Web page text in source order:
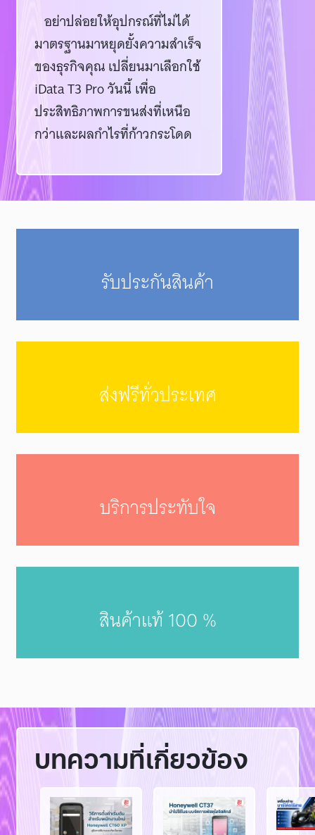
อย่าปล่อยให้อุปกรณ์ที่ไม่ได้
มาตรฐานมาหยุดยั้งความสำเร็จ
ของธุรกิจคุณ เปลี่ยนมาเลือกใช้
iData T3 Pro วันนี้ เพื่อ
ประสิทธิภาพการขนส่งที่เหนือ
กว่าและผลกำไรที่ก้าวกระโดด
รับประกันสินค้า
ส่งฟรีทั่วประเทศ
บริการประทับใจ
สินค้าแท้ 100 %
บทความที่เกี่ยวข้อง